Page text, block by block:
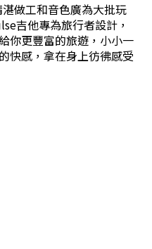
做工和音色廣為大批玩
吉他專為旅行者設計，
你更豐富的旅遊，小小一
快感，拿在身上彷彿感受